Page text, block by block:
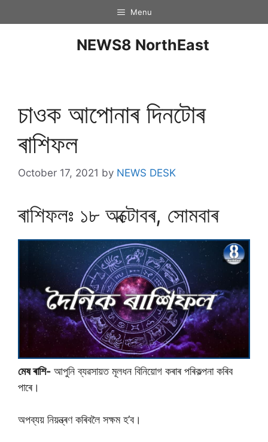
Menu
NEWS8 NorthEast
চাওক আপোনাৰ দিনটােৰ
ৰাশিফল
October 17, 2021 by NEWS DESK
ৰাশিফলঃ ১৮ অক্টোবৰ, সােমবাৰ
মেষ ৰাশি- আপুনি ব্যৱসায়ত মূলধন বিনিয়োগ কৰাৰ পৰিকল্পনা কৰিব
পাৰে।
অপব্যয় নিয়ন্ত্ৰণ কৰিবলৈ সক্ষম হ’ব।